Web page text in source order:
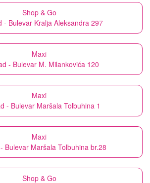
Shop & Go
- Bulevar Kralja Aleksandra 297
Maxi
- Bulevar M. Milankovića 120
Maxi
- Bulevar Maršala Tolbuhina 1
Maxi
Bulevar Maršala Tolbuhina br.28
Shop & Go